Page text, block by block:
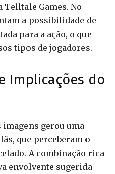
Telltale Games. No
a possibilidade de
para a ação, o que
tipos de jogadores.
Implicações do
imagens gerou uma
que perceberam o
A combinação rica
envolvente sugerida